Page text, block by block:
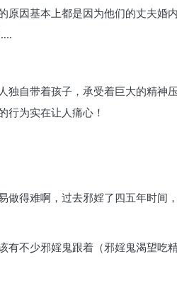
因基本上都是因为他们的丈夫婚
自带着孩子，承受着巨大的精神
行为实在让人痛心！
得难啊，过去邪婬了四五年时间
不少邪婬鬼跟着（邪婬鬼渴望吃